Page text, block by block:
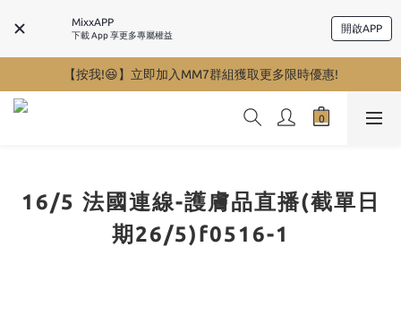
MixxAPP
下載 App 享更多專屬權益
開啟APP
【按我!😆】立即加入MM7群組獲取更多限時優惠!
16/5 法國連線-護膚品直播(截單日
期26/5)f0516-1